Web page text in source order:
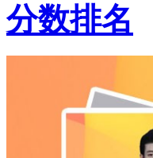
分数排名